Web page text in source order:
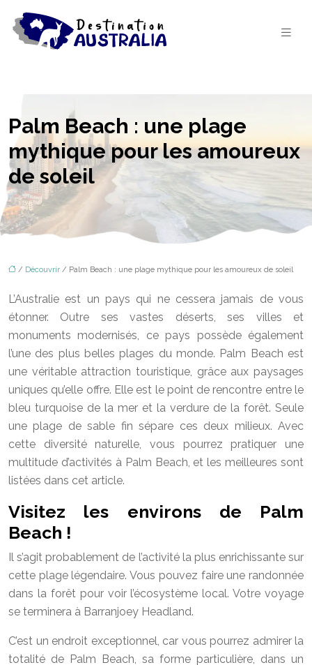
Palm Beach : une plage
mythique pour les amoureux
de soleil
/ Découvrir / Palm Beach : une plage mythique pour les amoureux de soleil
L’Australie est un pays qui ne cessera jamais de vous
étonner. Outre ses vastes déserts, ses villes et
monuments modernisés, ce pays possède également
l’une des plus belles plages du monde. Palm Beach est
une véritable attraction touristique, grâce aux paysages
uniques qu’elle offre. Elle est le point de rencontre entre le
bleu turquoise de la mer et la verdure de la forêt. Seule
une plage de sable fin sépare ces deux milieux. Avec
cette diversité naturelle, vous pourrez pratiquer une
multitude d’activités à Palm Beach, et les meilleures sont
listées dans cet article.
Visitez les environs de Palm
Beach !
Il s’agit probablement de l’activité la plus enrichissante sur
cette plage légendaire. Vous pouvez faire une randonnée
dans la forêt pour voir l’écosystème local. Votre voyage
se terminera à Barranjoey Headland.
C’est un endroit exceptionnel, car vous pourrez admirer la
totalité de Palm Beach, sa forme particulière, dans un